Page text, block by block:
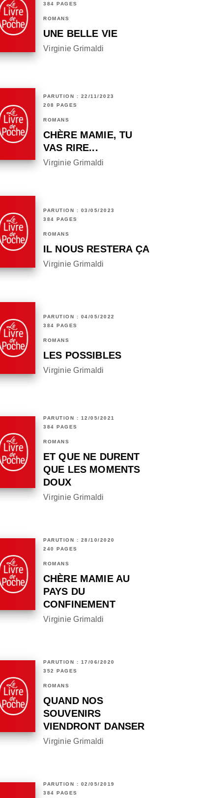
384 PAGES
ROMANS
UNE BELLE VIE
Virginie Grimaldi
PARUTION : 22/11/2023
208 PAGES
ROMANS
CHÈRE MAMIE, TU
VAS RIRE...
Virginie Grimaldi
PARUTION : 03/05/2023
384 PAGES
ROMANS
IL NOUS RESTERA ÇA
Virginie Grimaldi
PARUTION : 04/05/2022
384 PAGES
ROMANS
LES POSSIBLES
Virginie Grimaldi
PARUTION : 12/05/2021
384 PAGES
ROMANS
ET QUE NE DURENT
QUE LES MOMENTS
DOUX
Virginie Grimaldi
PARUTION : 28/10/2020
240 PAGES
ROMANS
CHÈRE MAMIE AU
PAYS DU
CONFINEMENT
Virginie Grimaldi
PARUTION : 17/06/2020
352 PAGES
ROMANS
QUAND NOS
SOUVENIRS
VIENDRONT DANSER
Virginie Grimaldi
PARUTION : 02/05/2019
384 PAGES